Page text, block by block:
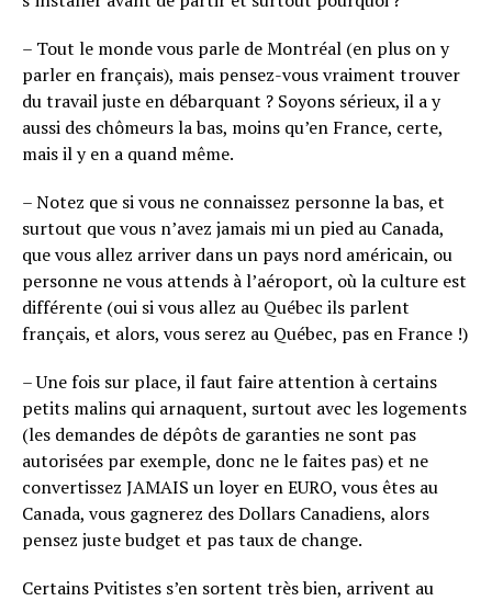
– Tout le monde vous parle de Montréal (en plus on y
parler en français), mais pensez-vous vraiment trouver
du travail juste en débarquant ? Soyons sérieux, il a y
aussi des chômeurs la bas, moins qu’en France, certe,
mais il y en a quand même.
– Notez que si vous ne connaissez personne la bas, et
surtout que vous n’avez jamais mi un pied au Canada,
que vous allez arriver dans un pays nord américain, ou
personne ne vous attends à l’aéroport, où la culture est
différente (oui si vous allez au Québec ils parlent
français, et alors, vous serez au Québec, pas en France !)
– Une fois sur place, il faut faire attention à certains
petits malins qui arnaquent, surtout avec les logements
(les demandes de dépôts de garanties ne sont pas
autorisées par exemple, donc ne le faites pas) et ne
convertissez JAMAIS un loyer en EURO, vous êtes au
Canada, vous gagnerez des Dollars Canadiens, alors
pensez juste budget et pas taux de change.
Certains Pvitistes s’en sortent très bien, arrivent au